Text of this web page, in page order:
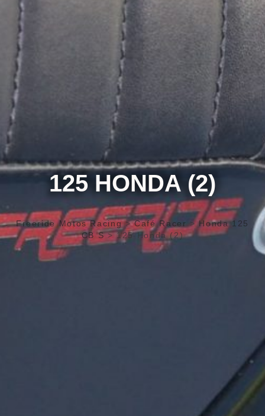
125 HONDA (2)
Freeride Motos Racing >Café Racer >Honda 125
CB S> 125 Honda (2)